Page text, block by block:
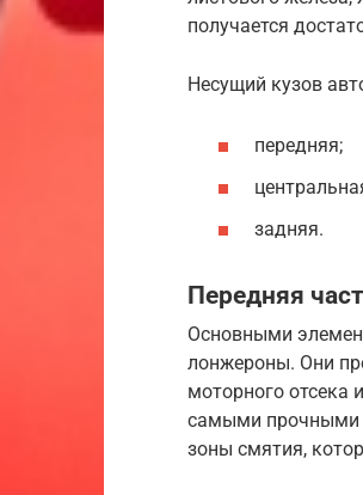
получается
Несущий кузов
передняя;
задняя.
Передняя
Основными
лонжероны. Они
моторного отсека
самыми прочными
зоны смятия,